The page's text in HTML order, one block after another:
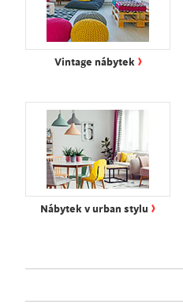
Vintage nábytek ›
Nábytek v urban stylu ›